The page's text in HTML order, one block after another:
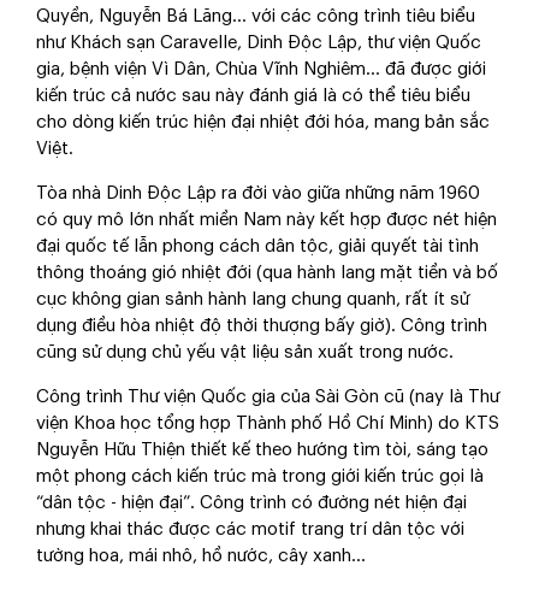
Quyền, Nguyễn Bá Lăng... với các công trình tiêu biểu
như Khách sạn Caravelle, Dinh Độc Lập, thư viện Quốc
gia, bệnh viện Vì Dân, Chùa Vĩnh Nghiêm... đã được giới
kiến trúc cả nước sau này đánh giá là có thể tiêu biểu
cho dòng kiến trúc hiện đại nhiệt đới hóa, mang bản sắc
Việt.
Tòa nhà Dinh Độc Lập ra đời vào giữa những năm 1960
có quy mô lớn nhất miền Nam này kết hợp được nét hiện
đại quốc tế lẫn phong cách dân tộc, giải quyết tài tình
thông thoáng gió nhiệt đới (qua hành lang mặt tiền và bố
cục không gian sảnh hành lang chung quanh, rất ít sử
dụng điều hòa nhiệt độ thời thượng bấy giờ). Công trình
cũng sử dụng chủ yếu vật liệu sản xuất trong nước.
Công trình Thư viện Quốc gia của Sài Gòn cũ (nay là Thư
viện Khoa học tổng hợp Thành phố Hồ Chí Minh) do KTS
Nguyễn Hữu Thiện thiết kế theo hướng tìm tòi, sáng tạo
một phong cách kiến trúc mà trong giới kiến trúc gọi là
“dân tộc - hiện đại”. Công trình có đường nét hiện đại
nhưng khai thác được các motif trang trí dân tộc với
tường hoa, mái nhô, hồ nước, cây xanh…